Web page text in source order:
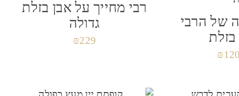
של הרבי
₪120
רבי מחייך על אבן בזלת
גדולה
₪229